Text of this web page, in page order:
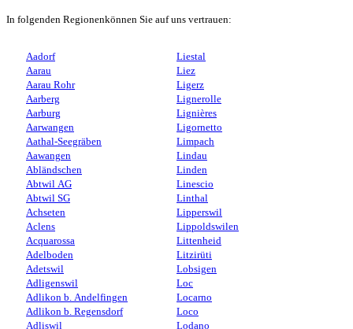
In folgenden Regionenkönnen Sie auf uns vertrauen:
Aadorf
Aarau
Aarau Rohr
Aarberg
Aarburg
Aarwangen
Aathal-Seegräben
Aawangen
Abländschen
Abtwil AG
Abtwil SG
Achseten
Aclens
Acquarossa
Adelboden
Adetswil
Adligenswil
Adlikon b. Andelfingen
Adlikon b. Regensdorf
Adliswil
Liestal
Liez
Ligerz
Lignerolle
Lignières
Ligornetto
Limpach
Lindau
Linden
Linescio
Linthal
Lipperswil
Lippoldswilen
Littenheid
Litzirüti
Lobsigen
Loc
Locarno
Loco
Lodano